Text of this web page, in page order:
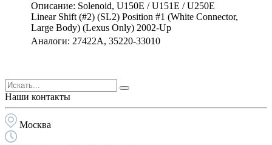
Описание: Solenoid, U150E / U151E / U250E
Linear Shift (#2) (SL2) Position #1 (White Connector,
Large Body) (Lexus Only) 2002-Up
Аналоги: 27422A, 35220-33010
Наши контакты
Москва